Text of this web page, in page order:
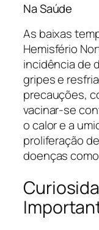
Na Saúde
As baixas
Hemisfério
incidência de
gripes e
precauções,
vacinar-se
o calor e a
proliferação
doenças